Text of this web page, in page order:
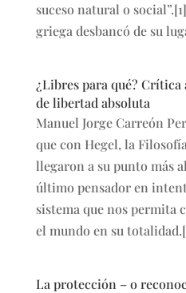
suceso natural o
griega desbancó de su
¿Libres para qué?
de libertad absoluta
Manuel Jorge Carreón
que con Hegel, la
llegaron a su punto más
último pensador en
sistema que nos permita
el mundo en su
La protección – o